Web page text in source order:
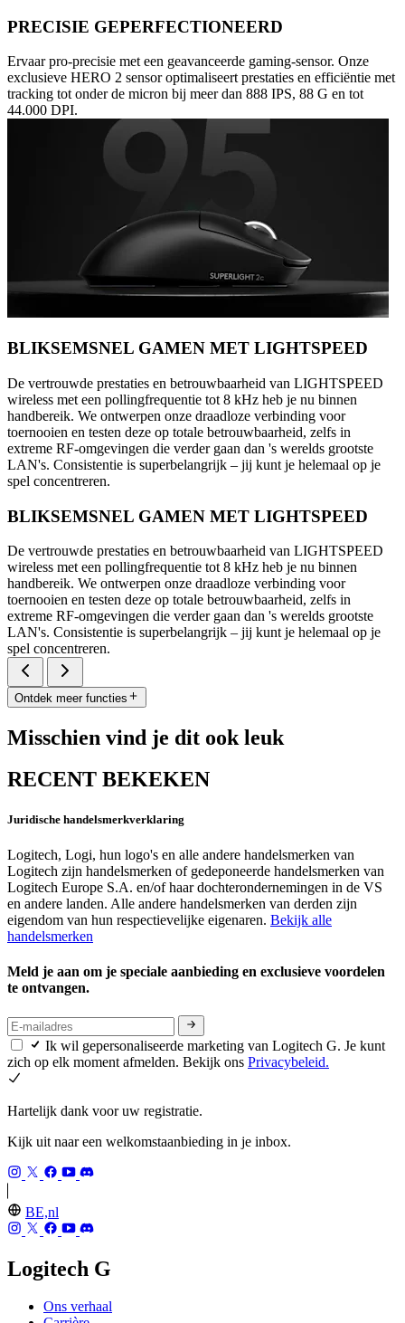
PRECISIE GEPERFECTIONEERD
Ervaar pro-precisie met een geavanceerde gaming-sensor. Onze
exclusieve HERO 2 sensor optimaliseert prestaties en efficiëntie met
tracking tot onder de micron bij meer dan 888 IPS, 88 G en tot
44.000 DPI.
BLIKSEMSNEL GAMEN MET LIGHTSPEED
De vertrouwde prestaties en betrouwbaarheid van LIGHTSPEED
wireless met een pollingfrequentie tot 8 kHz heb je nu binnen
handbereik. We ontwerpen onze draadloze verbinding voor
toernooien en testen deze op totale betrouwbaarheid, zelfs in
extreme RF-omgevingen die verder gaan dan 's werelds grootste
LAN's. Consistentie is superbelangrijk – jij kunt je helemaal op je
spel concentreren.
BLIKSEMSNEL GAMEN MET LIGHTSPEED
De vertrouwde prestaties en betrouwbaarheid van LIGHTSPEED
wireless met een pollingfrequentie tot 8 kHz heb je nu binnen
handbereik. We ontwerpen onze draadloze verbinding voor
toernooien en testen deze op totale betrouwbaarheid, zelfs in
extreme RF-omgevingen die verder gaan dan 's werelds grootste
LAN's. Consistentie is superbelangrijk – jij kunt je helemaal op je
spel concentreren.
Ontdek meer functies
Misschien vind je dit ook leuk
RECENT BEKEKEN
Juridische handelsmerkverklaring
Logitech, Logi, hun logo's en alle andere handelsmerken van
Logitech zijn handelsmerken of gedeponeerde handelsmerken van
Logitech Europe S.A. en/of haar dochterondernemingen in de VS
en andere landen. Alle andere handelsmerken van derden zijn
eigendom van hun respectievelijke eigenaren. Bekijk alle
handelsmerken
Meld je aan om je speciale aanbieding en exclusieve voordelen
te ontvangen.
Ik wil gepersonaliseerde marketing van Logitech G. Je kunt
zich op elk moment afmelden. Bekijk ons Privacybeleid.
Hartelijk dank voor uw registratie.
Kijk uit naar een welkomstaanbieding in je inbox.
BE,nl
Logitech G
Ons verhaal